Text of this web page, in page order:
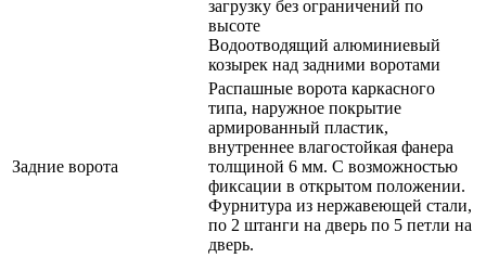
загрузку без ограничений по
высоте
Водоотводящий алюминиевый
козырек над задними воротами
Задние ворота
Распашные ворота каркасного
типа, наружное покрытие
армированный пластик,
внутреннее влагостойкая фанера
толщиной 6 мм. С возможностью
фиксации в открытом положении.
Фурнитура из нержавеющей стали,
по 2 штанги на дверь по 5 петли на
дверь.